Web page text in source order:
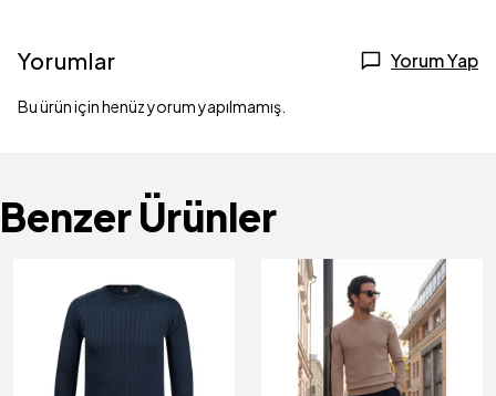
Yorumlar Yorum Yap
Bu ürün için henüz yorum yapılmamış.
Benzer Ürünler